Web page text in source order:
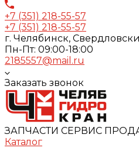
+7 (351) 218-55-57
+7 (351) 218-55-57
г. Челябинск,
Пн-Пт: 09:00-18:00
2185557@mail.ru
Заказать звонок
ЗАПЧАСТИ СЕРВИС
Каталог